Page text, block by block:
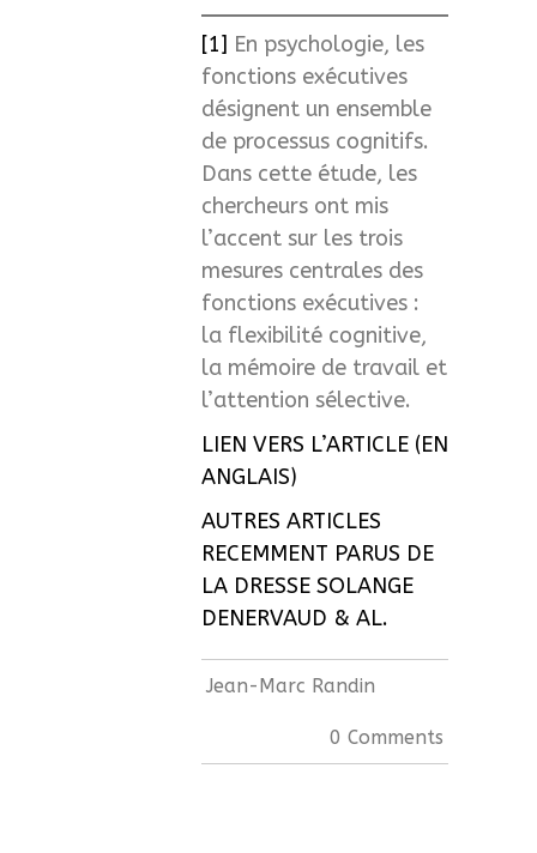
[1] En psychologie, les
fonctions exécutives
désignent un ensemble
de processus cognitifs.
Dans cette étude, les
chercheurs ont mis
l’accent sur les trois
mesures centrales des
fonctions exécutives :
la flexibilité cognitive,
la mémoire de travail et
l’attention sélective.
LIEN VERS L’ARTICLE (EN
ANGLAIS)
AUTRES ARTICLES
RECEMMENT PARUS DE
LA DRESSE SOLANGE
DENERVAUD & AL.
Jean-Marc Randin
0 Comments